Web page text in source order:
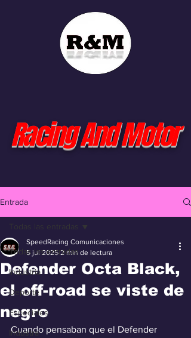
Racing And Motor
Entrada
Todas las entradas
Industria
Deporte
Especiales
Industra
Todas las entradas
Defender Octa Black,
el off-road se viste de
negro
SpeedRacing Comunicaciones
5 jul 2025 2 min de lectura
Cuando pensaban que el Defender